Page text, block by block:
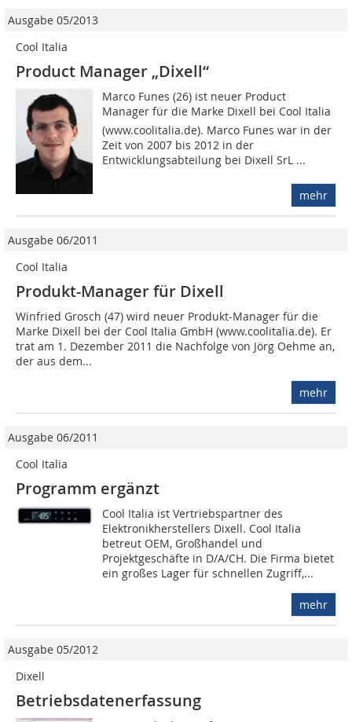
Ausgabe 05/2013
Cool Italia
Product Manager „Dixell“
Marco Funes (26) ist neuer Product
Manager für die Marke Dixell bei Cool Italia
(www.coolitalia.de). Marco Funes war in der
Zeit von 2007 bis 2012 in der
Entwicklungsabteilung bei Dixell SrL ...
mehr
Ausgabe 06/2011
Cool Italia
Produkt-Manager für Dixell
Winfried Grosch (47) wird neuer Produkt-Manager für die
Marke Dixell bei der Cool Italia GmbH (www.coolitalia.de). Er
trat am 1. Dezember 2011 die Nachfolge von Jörg Oehme an,
der aus dem...
mehr
Ausgabe 06/2011
Cool Italia
Programm ergänzt
Cool Italia ist Vertriebspartner des
Elektronikherstellers Dixell. Cool Italia
betreut OEM, Großhandel und
Projektgeschäfte in D/A/CH. Die Firma bietet
ein großes Lager für schnellen Zugriff,...
mehr
Ausgabe 05/2012
Dixell
Betriebsdatenerfassung